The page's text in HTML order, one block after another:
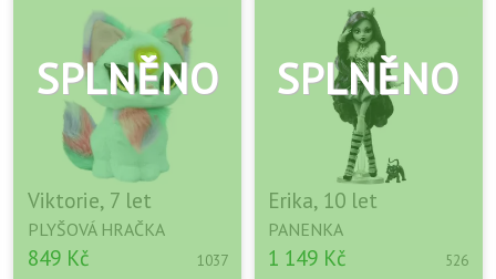
Viktorie, 7 let
PLYŠOVÁ HRAČKA
849 Kč 1037
Erika, 10 let
PANENKA
1 149 Kč 526